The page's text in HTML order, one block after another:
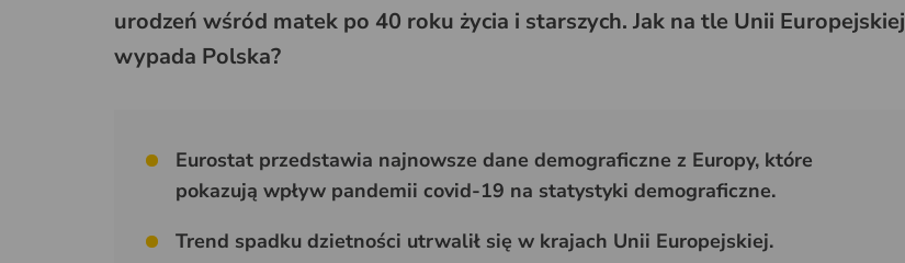
urodzeń wśród matek po 40 roku życia i starszych. Jak na tle Unii Europejskiej
wypada Polska?
Eurostat przedstawia najnowsze dane demograficzne z Europy, które
pokazują wpływ pandemii covid-19 na statystyki demograficzne.
Trend spadku dzietności utrwalił się w krajach Unii Europejskiej.